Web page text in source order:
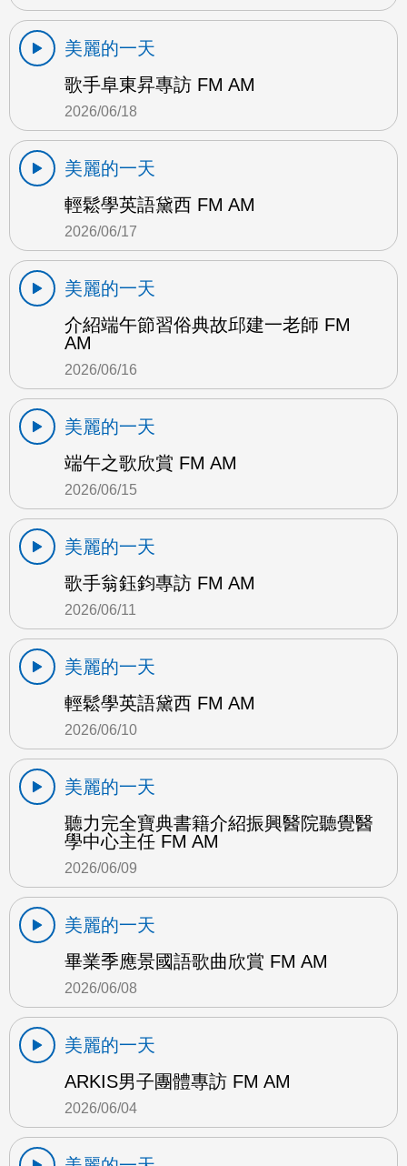
美麗的一天
歌手阜東昇專訪 FM AM
2026/06/18
美麗的一天
輕鬆學英語黛西 FM AM
2026/06/17
美麗的一天
介紹端午節習俗典故邱建一老師 FM
AM
2026/06/16
美麗的一天
端午之歌欣賞 FM AM
2026/06/15
美麗的一天
歌手翁鈺鈞專訪 FM AM
2026/06/11
美麗的一天
輕鬆學英語黛西 FM AM
2026/06/10
美麗的一天
聽力完全寶典書籍介紹振興醫院聽覺醫
學中心主任 FM AM
2026/06/09
美麗的一天
畢業季應景國語歌曲欣賞 FM AM
2026/06/08
美麗的一天
ARKIS男子團體專訪 FM AM
2026/06/04